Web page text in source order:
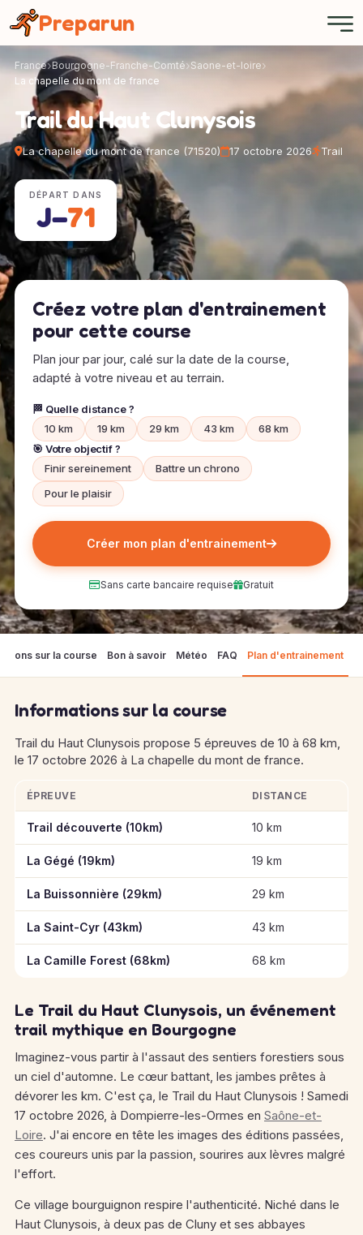
Preparun
France Bourgogne-Franche-Comté Saone-et-loire
La chapelle du mont de france
Trail du Haut Clunysois
La chapelle du mont de france (71520) 17 octobre 2026 Trail
DÉPART DANS
J−71
Créez votre plan d'entrainement
pour cette course
Plan jour par jour, calé sur la date de la course,
adapté à votre niveau et au terrain.
🏁 Quelle distance ?
10 km
19 km 29 km 43 km
68 km
🎯 Votre objectif ?
Finir sereinement
Battre un chrono
Pour le plaisir
Créer mon plan d'entrainement
Sans carte bancaire requise Gratuit
sur la course Bon à savoir Météo FAQ Plan d'entrainement
Informations sur la course
Trail du Haut Clunysois propose 5 épreuves de 10 à 68 km,
le 17 octobre 2026 à La chapelle du mont de france.
Informations clés des épreuves de Trail du Haut Clunysois
ÉPREUVE DISTANCE
Trail découverte (10km) 10 km
La Gégé (19km) 19 km
La Buissonnière (29km) 29 km
La Saint-Cyr (43km) 43 km
La Camille Forest (68km) 68 km
Le Trail du Haut Clunysois, un événement
trail mythique en Bourgogne
Imaginez-vous partir à l'assaut des sentiers forestiers sous
un ciel d'automne. Le cœur battant, les jambes prêtes à
dévorer les km. C'est ça, le Trail du Haut Clunysois ! Samedi
17 octobre 2026, à Dompierre-les-Ormes en Saône-et-
Loire. J'ai encore en tête les images des éditions passées,
ces coureurs unis par la passion, sourires aux lèvres malgré
l'effort.
Ce village bourguignon respire l'authenticité. Niché dans le
Haut Clunysois, à deux pas de Cluny et ses abbayes
Panneau de gestion des cookies